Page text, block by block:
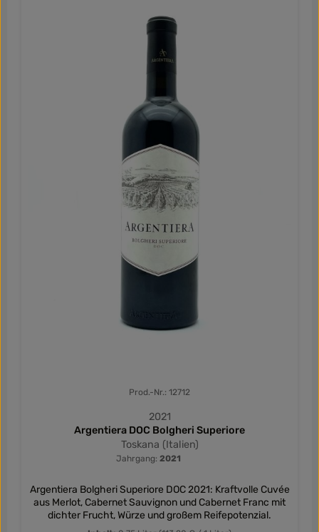
Prod.-Nr.: 12712
2021
Argentiera DOC Bolgheri Superiore
Toskana (Italien)
Jahrgang:2021
Argentiera Bolgheri Superiore DOC 2021: Kraftvolle Cuvée
aus Merlot, Cabernet Sauvignon und Cabernet Franc mit
dichter Frucht, Würze und großem Reifepotenzial.